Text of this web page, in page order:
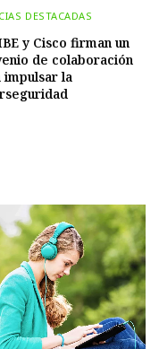
DESTACADAS
y Cisco firman un
de colaboración
impulsar la